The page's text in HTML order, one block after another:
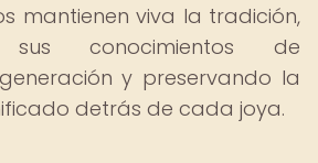
mantienen viva la tradición,
sus conocimientos de
y preservando la
detrás de cada joya.